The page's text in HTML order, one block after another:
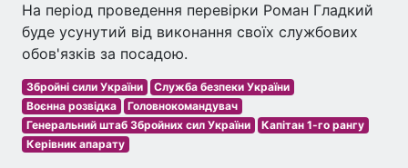
На період проведення перевірки Роман Гладкий
буде усунутий від виконання своїх службових
обов'язків за посадою.
Збройні сили України
Служба безпеки України
Воєнна розвідка
Головнокомандувач
Генеральний штаб Збройних сил України
Капітан 1-го рангу
Керівник апарату